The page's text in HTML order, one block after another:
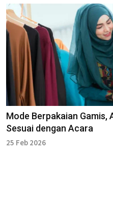
Mode Berpakaian Gamis,
Sesuai dengan Acara
25 Feb 2026